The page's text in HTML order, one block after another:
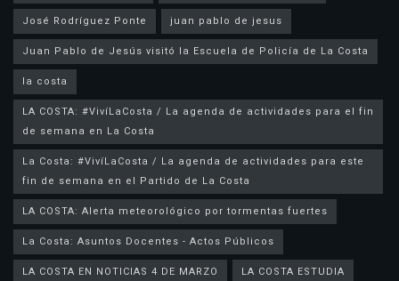
José Rodríguez Ponte
juan pablo de jesus
la costa
LA COSTA: #VivíLaCosta / La agenda de actividades para el fin
de semana en La Costa
La Costa: #VivíLaCosta / La agenda de actividades para este
fin de semana en el Partido de La Costa
LA COSTA: Alerta meteorológico por tormentas fuertes
La Costa: Asuntos Docentes - Actos Públicos
LA COSTA EN NOTICIAS 4 DE MARZO
LA COSTA ESTUDIA